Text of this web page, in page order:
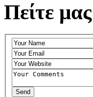
Πείτε